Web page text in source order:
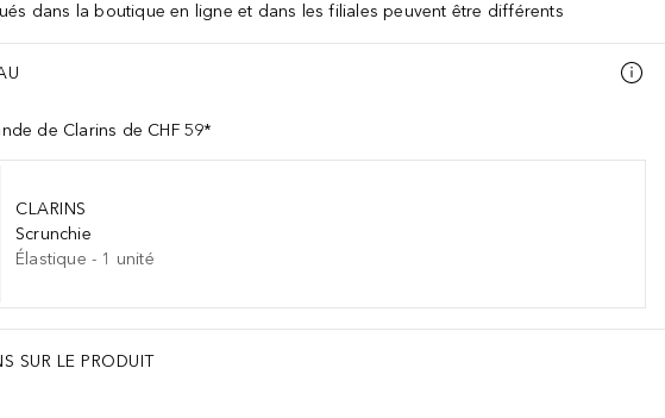
dans la boutique en ligne et dans les filiales peuvent être différents
de Clarins de CHF 59*
CLARINS
Scrunchie
Élastique - 1 unité
SUR LE PRODUIT